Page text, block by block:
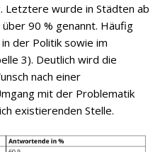
Letztere wurde in Städten ab
90 % genannt. Häufig
der Politik sowie im
3). Deutlich wird die
nach einer
mit der Problematik
existierenden Stelle.